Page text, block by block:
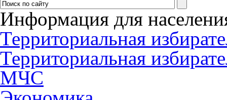
Информация для
Территориальная
Территориальная
МЧС